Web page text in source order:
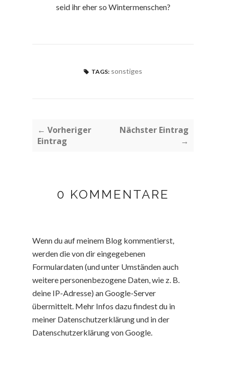
seid ihr eher so Wintermenschen?
TAGS: sonstiges
← Vorheriger
Eintrag
Nächster Eintrag
→
0 KOMMENTARE
Wenn du auf meinem Blog kommentierst,
werden die von dir eingegebenen
Formulardaten (und unter Umständen auch
weitere personenbezogene Daten, wie z. B.
deine IP-Adresse) an Google-Server
übermittelt. Mehr Infos dazu findest du in
meiner Datenschutzerklärung und in der
Datenschutzerklärung von Google.